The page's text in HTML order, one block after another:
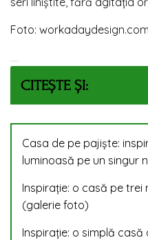
Foto: workadaydesign.com
CITEȘTE ȘI:
Casa de pe pajiște:
luminoasă pe un singur
Inspirație: o casă pe
(galerie foto)
Inspirație: o simplă